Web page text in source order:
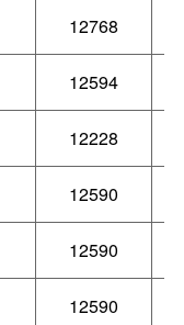
12768
12594
12228
12590
12590
12590